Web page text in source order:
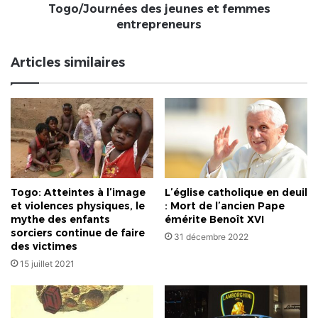
Togo/Journées des jeunes et femmes
entrepreneurs
Articles similaires
Togo: Atteintes à l’image
et violences physiques, le
mythe des enfants
sorciers continue de faire
des victimes
15 juillet 2021
L’église catholique en deuil
: Mort de l’ancien Pape
émérite Benoît XVI
31 décembre 2022